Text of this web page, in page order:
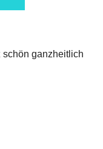
schön ganzheitlich